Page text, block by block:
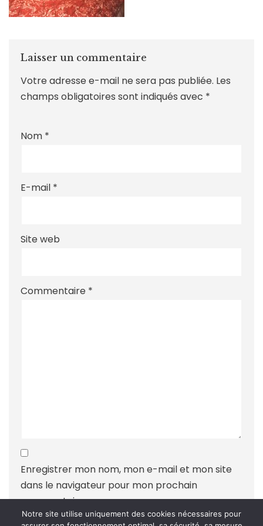
Laisser un commentaire
Votre adresse e-mail ne sera pas publiée. Les
champs obligatoires sont indiqués avec *
Nom *
E-mail *
Site web
Commentaire *
Enregistrer mon nom, mon e-mail et mon site
dans le navigateur pour mon prochain
commentaire.
Notre site utilise uniquement des cookies nécessaires pour